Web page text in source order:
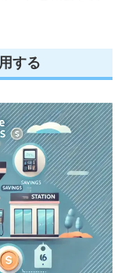
する